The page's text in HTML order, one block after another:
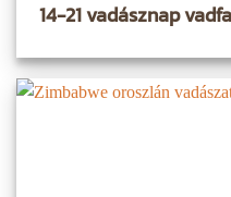
14-21 vadásznap